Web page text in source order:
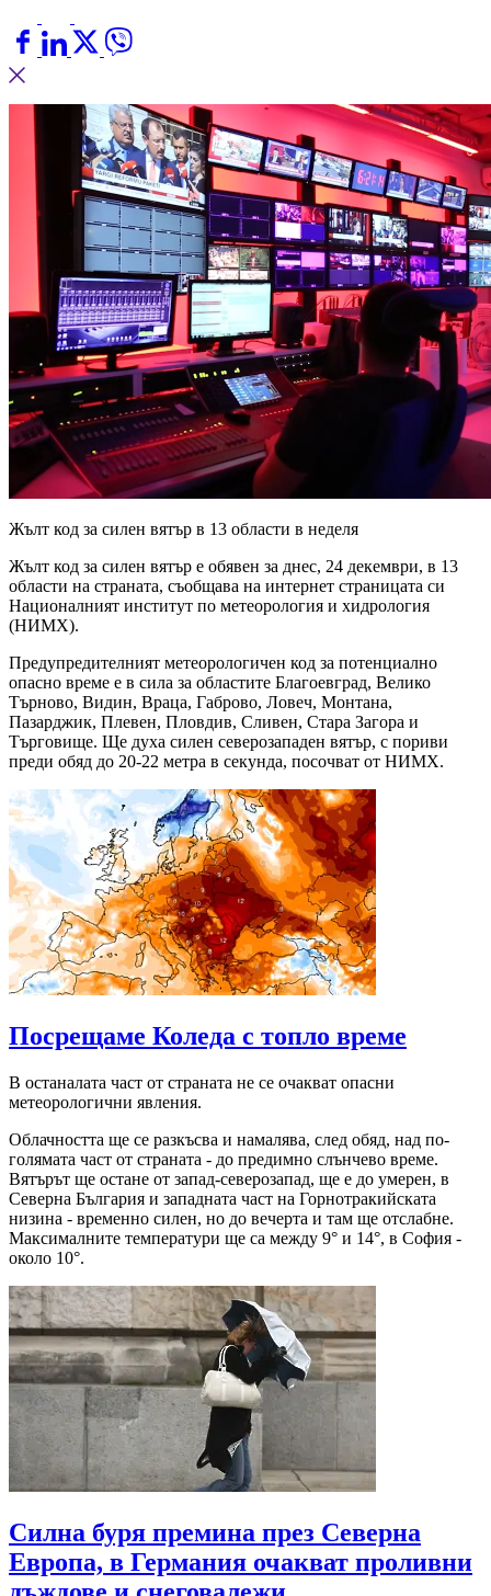
Жълт код за силен вятър в 13 области в неделя
Жълт код за силен вятър е обявен за днес, 24 декември, в 13
области на страната, съобщава на интернет страницата си
Националният институт по метеорология и хидрология
(НИМХ).
Предупредителният метеорологичен код за потенциално
опасно време е в сила за областите Благоевград, Велико
Търново, Видин, Враца, Габрово, Ловеч, Монтана,
Пазарджик, Плевен, Пловдив, Сливен, Стара Загора и
Търговище. Ще духа силен северозападен вятър, с пориви
преди обяд до 20-22 метра в секунда, посочват от НИМХ.
Посрещаме Коледа с топло време
В останалата част от страната не се очакват опасни
метеорологични явления.
Oблачността ще се разкъсва и намалява, след обяд, над по-
голямата част от страната - до предимно слънчево време.
Вятърът ще остане от запад-северозапад, ще е до умерен, в
Северна България и западната част на Горнотракийската
низина - временно силен, но до вечерта и там ще отслабне.
Максималните температури ще са между 9° и 14°, в София -
около 10°.
Силна буря премина през Северна
Европа, в Германия очакват проливни